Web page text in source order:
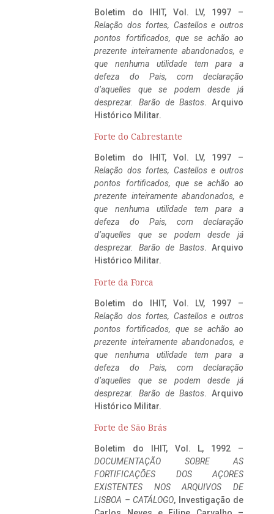
Boletim do IHIT, Vol. LV, 1997 –
Relação dos fortes, Castellos e outros
pontos fortificados, que se achão ao
prezente inteiramente abandonados, e
que nenhuma utilidade tem para a
defeza do Pais, com declaração
d’aquelles que se podem desde já
desprezar. Barão de Bastos. Arquivo
Histórico Militar.
Forte do Cabrestante
Boletim do IHIT, Vol. LV, 1997 –
Relação dos fortes, Castellos e outros
pontos fortificados, que se achão ao
prezente inteiramente abandonados, e
que nenhuma utilidade tem para a
defeza do Pais, com declaração
d’aquelles que se podem desde já
desprezar. Barão de Bastos. Arquivo
Histórico Militar.
Forte da Forca
Boletim do IHIT, Vol. LV, 1997 –
Relação dos fortes, Castellos e outros
pontos fortificados, que se achão ao
prezente inteiramente abandonados, e
que nenhuma utilidade tem para a
defeza do Pais, com declaração
d’aquelles que se podem desde já
desprezar. Barão de Bastos. Arquivo
Histórico Militar.
Forte de São Brás
Boletim do IHIT, Vol. L, 1992 –
DOCUMENTAÇÃO SOBRE AS
FORTIFICAÇÕES DOS AÇORES
EXISTENTES NOS ARQUIVOS DE
LISBOA – CATÁLOGO, Investigação de